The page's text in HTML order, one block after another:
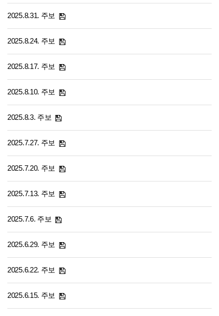
2025.8.31. 주보
2025.8.24. 주보
2025.8.17. 주보
2025.8.10. 주보
2025.8.3. 주보
2025.7.27. 주보
2025.7.20. 주보
2025.7.13. 주보
2025.7.6. 주보
2025.6.29. 주보
2025.6.22. 주보
2025.6.15. 주보